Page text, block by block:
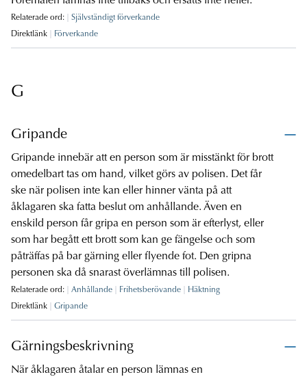
Relaterade ord:
Självständigt förverkande
Direktlänk
Förverkande
G
Gripande
Gripande innebär att en person som är misstänkt för brott
omedelbart tas om hand, vilket görs av polisen. Det får
ske när polisen inte kan eller hinner vänta på att
åklagaren ska fatta beslut om anhållande. Även en
enskild person får gripa en person som är efterlyst, eller
som har begått ett brott som kan ge fängelse och som
påträffas på bar gärning eller flyende fot. Den gripna
personen ska då snarast överlämnas till polisen.
Relaterade ord: Anhållande Frihetsberövande
Häktning
Direktlänk
Gripande
Gärningsbeskrivning
När åklagaren åtalar en person lämnas en